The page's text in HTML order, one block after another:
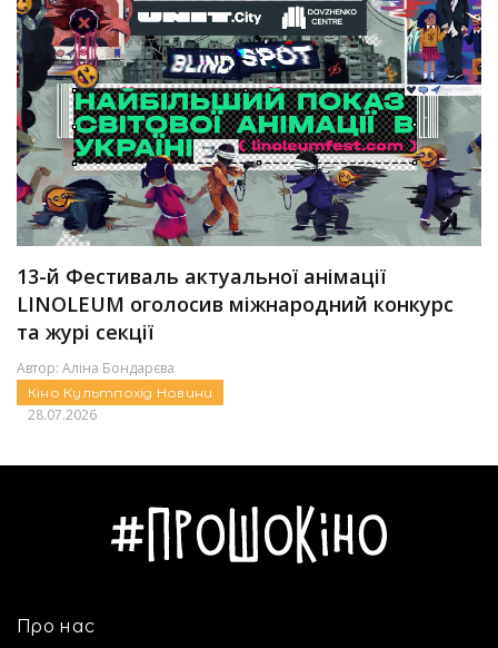
13-й Фестиваль актуальної анімації
LINOLEUM оголосив міжнародний конкурс
та журі секції
Автор: Аліна Бондарєва
Кіно Культпохід Новини
28.07.2026
Про нас